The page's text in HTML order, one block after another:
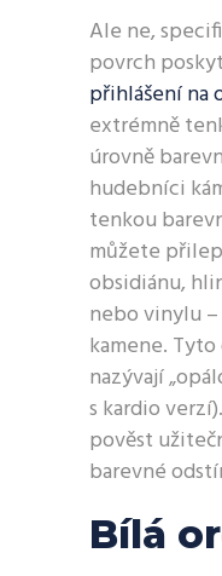
Ale ne,
povrch
přihlášení na
extrémně
úrovně
hudebníci
tenkou
můžete
obsidiánu,
nebo vinylu
kamene. Tyto
nazývají
s kardio
pověst
barevné
Bílá